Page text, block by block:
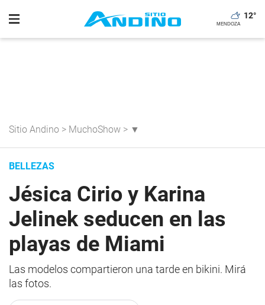
12°
Sitio Andino > MuchoShow > ▼
BELLEZAS
Jésica Cirio y Karina
Jelinek seducen en las
playas de Miami
Las modelos compartieron una tarde en bikini. Mirá
las fotos.